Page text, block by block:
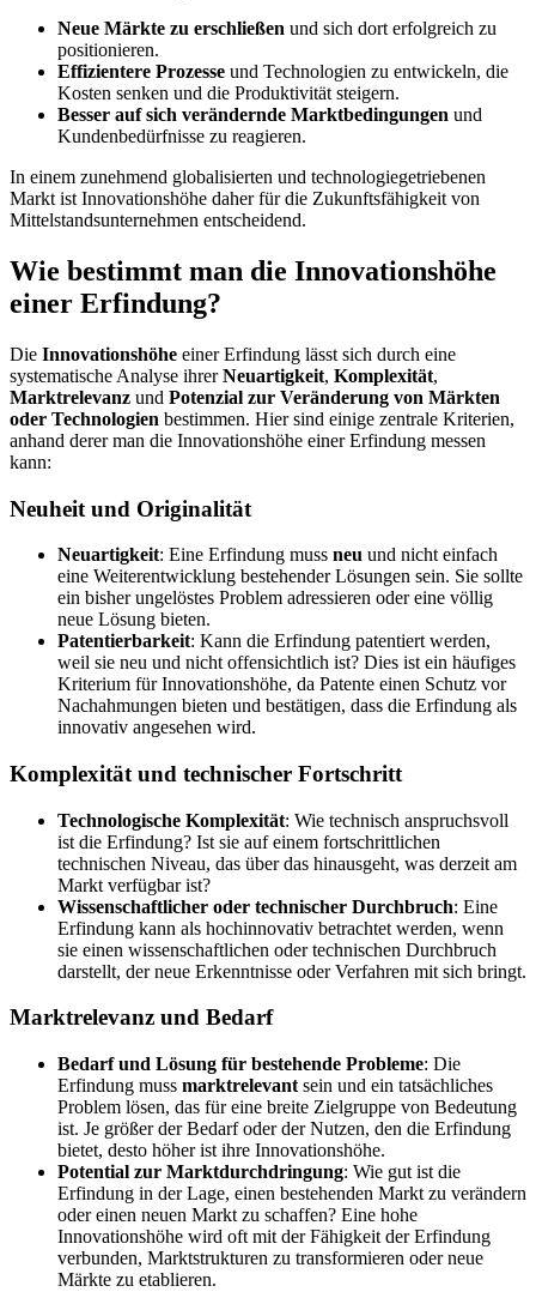
Neue Märkte zu erschließen und sich dort erfolgreich zu
positionieren.
Effizientere Prozesse und Technologien zu entwickeln, die
Kosten senken und die Produktivität steigern.
Besser auf sich verändernde Marktbedingungen und
Kundenbedürfnisse zu reagieren.
In einem zunehmend globalisierten und technologiegetriebenen
Markt ist Innovationshöhe daher für die Zukunftsfähigkeit von
Mittelstandsunternehmen entscheidend.
Wie bestimmt man die Innovationshöhe
einer Erfindung?
Die Innovationshöhe einer Erfindung lässt sich durch eine
systematische Analyse ihrerNeuartigkeit, Komplexität,
Marktrelevanz und Potenzial zur Veränderung von Märkten
oder Technologien bestimmen. Hier sind einige zentrale Kriterien,
anhand derer man die Innovationshöhe einer Erfindung messen
kann:
Neuheit und Originalität
Neuartigkeit: Eine Erfindung muss neu und nicht einfach
eine Weiterentwicklung bestehender Lösungen sein. Sie sollte
ein bisher ungelöstes Problem adressieren oder eine völlig
neue Lösung bieten.
Patentierbarkeit: Kann die Erfindung patentiert werden,
weil sie neu und nicht offensichtlich ist? Dies ist ein häufiges
Kriterium für Innovationshöhe, da Patente einen Schutz vor
Nachahmungen bieten und bestätigen, dass die Erfindung als
innovativ angesehen wird.
Komplexität und technischer Fortschritt
Technologische Komplexität: Wie technisch anspruchsvoll
ist die Erfindung? Ist sie auf einem fortschrittlichen
technischen Niveau, das über das hinausgeht, was derzeit am
Markt verfügbar ist?
Wissenschaftlicher oder technischer Durchbruch: Eine
Erfindung kann als hochinnovativ betrachtet werden, wenn
sie einen wissenschaftlichen oder technischen Durchbruch
darstellt, der neue Erkenntnisse oder Verfahren mit sich bringt.
Marktrelevanz und Bedarf
Bedarf und Lösung für bestehende Probleme: Die
Erfindung muss marktrelevant sein und ein tatsächliches
Problem lösen, das für eine breite Zielgruppe von Bedeutung
ist. Je größer der Bedarf oder der Nutzen, den die Erfindung
bietet, desto höher ist ihre Innovationshöhe.
Potential zur Marktdurchdringung: Wie gut ist die
Erfindung in der Lage, einen bestehenden Markt zu verändern
oder einen neuen Markt zu schaffen? Eine hohe
Innovationshöhe wird oft mit der Fähigkeit der Erfindung
verbunden, Marktstrukturen zu transformieren oder neue
Märkte zu etablieren.